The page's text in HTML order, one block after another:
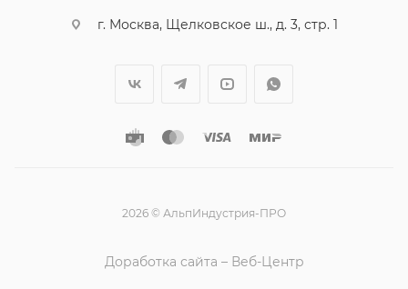
г. Москва, Щелковское ш., д. 3, стр. 1
2026 © АльпИндустрия-ПРО
Доработка сайта – Веб-Центр